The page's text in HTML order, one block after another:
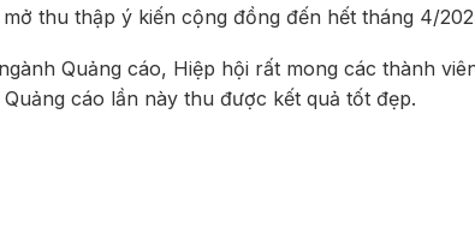
thu thập ý kiến cộng đồng đến hết tháng 4/
Quảng cáo, Hiệp hội rất mong các thành
cáo lần này thu được kết quả tốt đẹp.